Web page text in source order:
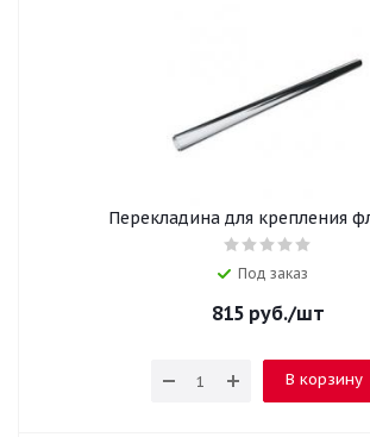
Перекладина для крепления
Под заказ
815руб./шт
В корзину